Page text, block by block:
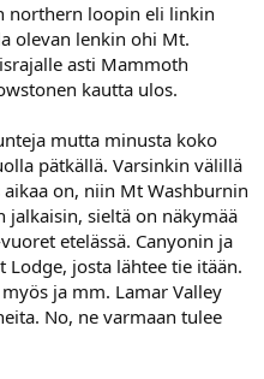
northern loopin eli linkin
olevan lenkin ohi Mt.
asti Mammoth
kautta ulos.
mutta minusta koko
pätkällä. Varsinkin välillä
on, niin Mt Washburnin
jalkaisin, sieltä on näkymää
etelässä. Canyonin ja
josta lähtee tie itään.
ja mm. Lamar Valley
No, ne varmaan tulee